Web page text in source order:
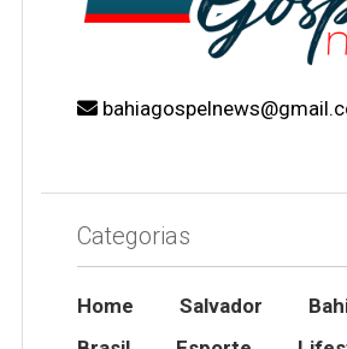
Categorias
Home Salvador